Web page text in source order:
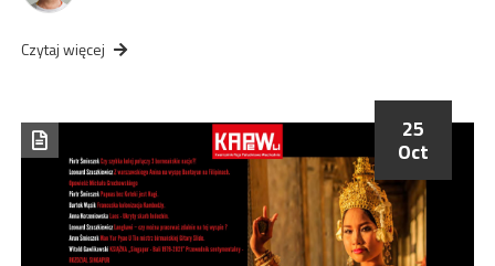
Czytaj więcej
25
Oct